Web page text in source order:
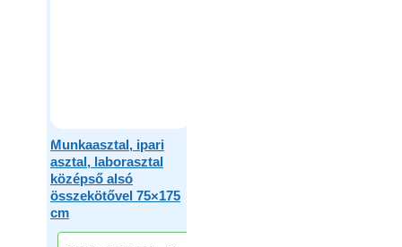
Munkaasztal, ipari
asztal, laborasztal
középső alsó
összekötővel 75×175
cm